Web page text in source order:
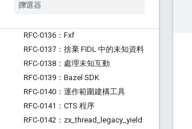
RFC-0135：將系統 ABI 修訂版本編碼
RFC-0136：Fxf
RFC-0137：捨棄 FIDL 中的未知資料
RFC-0138：處理未知互動
RFC-0139：Bazel SDK
RFC-0140：運作範圍建構工具
RFC-0141：CTS 程序
RFC-0142：zx _thread legacy yield